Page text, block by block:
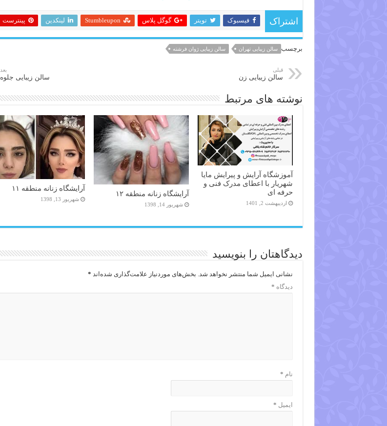
اشتراک فیسبوک تویتر گوگل پلاس Stumbleupon لینکدین پینترست
برچسب سالن زیبایی تهران سالن زیبایی ژوان فرشته
قبلی
سالن زیبایی زن
بعد
سالن زیبایی جلوه
نوشته های مرتبط
آموزشگاه آرایش و پیرایش مایا
شهریار با اعطای مدرک فنی و
حرفه ای
اردیبهشت 2, 1401
آرایشگاه زنانه منطقه ۱۲
شهریور 14, 1398
آرایشگاه زنانه منطقه ۱۱
شهریور 13, 1398
دیدگاهتان را بنویسید
نشانی ایمیل شما منتشر نخواهد شد. بخش‌های موردنیاز علامت‌گذاری شده‌اند *
دیدگاه *
نام *
ایمیل *